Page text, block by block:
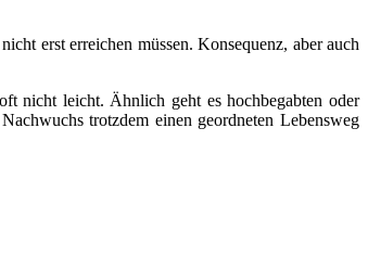
erst erreichen müssen. Konsequenz, aber auch
nicht leicht. Ähnlich geht es hochbegabten oder
trotzdem einen geordneten Lebensweg